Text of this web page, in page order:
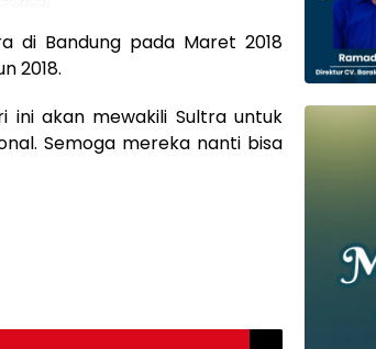
di Bandung pada Maret 2018
2018.
ini akan mewakili Sultra untuk
Semoga mereka nanti bisa